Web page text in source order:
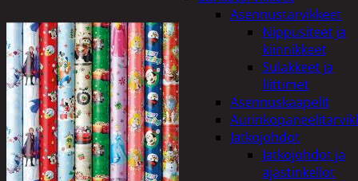
Asennustarvikkeet
Nippusiteet ja
kiinnikkeet
Sulakkeet ja
liittimet
Asennuskaapelit
Jatkojohdot
Jatkojohdot ja
ajastinkellot